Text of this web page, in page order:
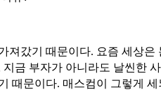
져갔기 때문이다. 요즘 세상은
금 부자가 아니라도 날씬한
때문이다. 매스컴이 그렇게 세